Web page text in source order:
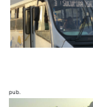
pub.